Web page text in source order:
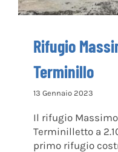
Rifugio
Terminillo
13 Gennaio 2023
Il rifugio
Terminilletto a
primo rifugio